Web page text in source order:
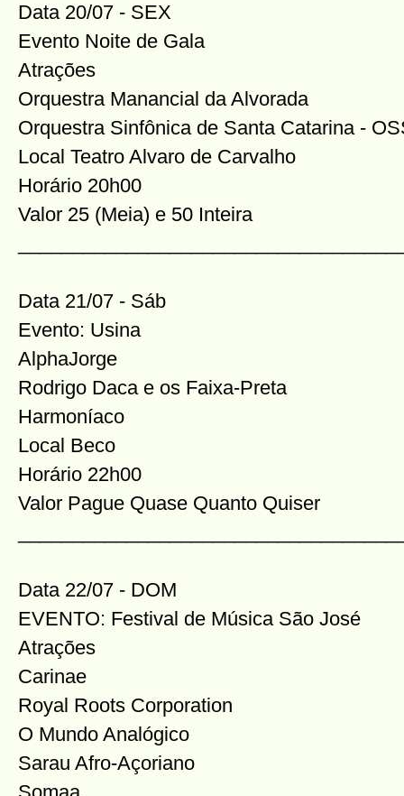
Data 20/07 - SEX
Evento Noite de Gala
Atrações
Orquestra Manancial da Alvorada
Orquestra Sinfônica de Santa Catarina -
Local Teatro Alvaro de Carvalho
Horário 20h00
Valor 25 (Meia) e 50 Inteira
Data 21/07 - Sáb
Evento: Usina
AlphaJorge
Rodrigo Daca e os Faixa-Preta
Harmoníaco
Local Beco
Horário 22h00
Valor Pague Quase Quanto Quiser
Data 22/07 - DOM
EVENTO: Festival de Música São José
Atrações
Carinae
Royal Roots Corporation
O Mundo Analógico
Sarau Afro-Açoriano